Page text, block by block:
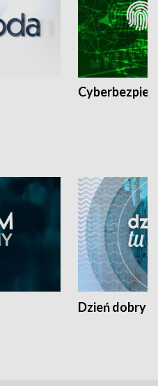
Dzień dobry